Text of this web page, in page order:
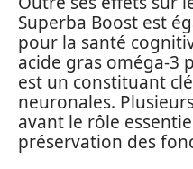
Superba Boost est
pour la santé
acide gras oméga-3
est un constituant
neuronales.
avant le rôle
préservation des